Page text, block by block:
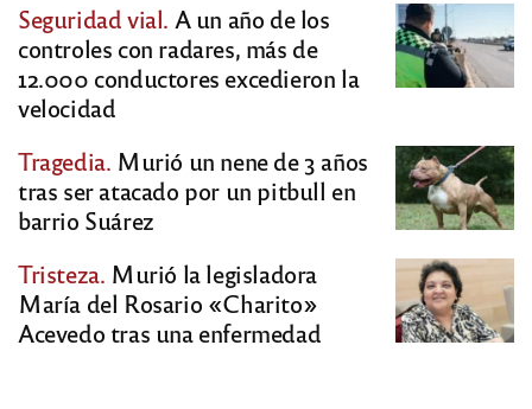
Seguridad vial. A un año de los
controles con radares, más de
12.000 conductores excedieron la
velocidad
Tragedia. Murió un nene de 3 años
tras ser atacado por un pitbull en
barrio Suárez
Tristeza. Murió la legisladora
María del Rosario «Charito»
Acevedo tras una enfermedad